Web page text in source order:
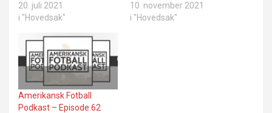
20. juli 2021
i "Hovedsak"
10. november 2021
i "Hovedsak"
Amerikansk Fotball
Podkast – Episode 62